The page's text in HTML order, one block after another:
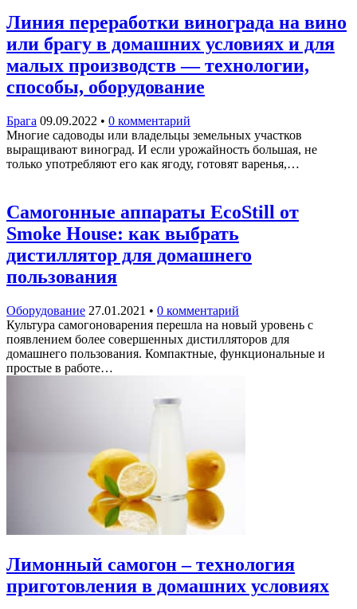
Линия переработки винограда на вино
или брагу в домашних условиях и для
малых производств — технологии,
способы, оборудование
Брага 09.09.2022 • 0 комментарий
Многие садоводы или владельцы земельных участков
выращивают виноград. И если урожайность большая, не
только употребляют его как ягоду, готовят варенья,…
Самогонные аппараты EcoStill от
Smoke Housе: как выбрать
дистиллятор для домашнего
пользования
Оборудование 27.01.2021 • 0 комментарий
Культура самогоноварения перешла на новый уровень с
появлением более совершенных дистилляторов для
домашнего пользования. Компактные, функциональные и
простые в работе…
Лимонный самогон – технология
приготовления в домашних условиях